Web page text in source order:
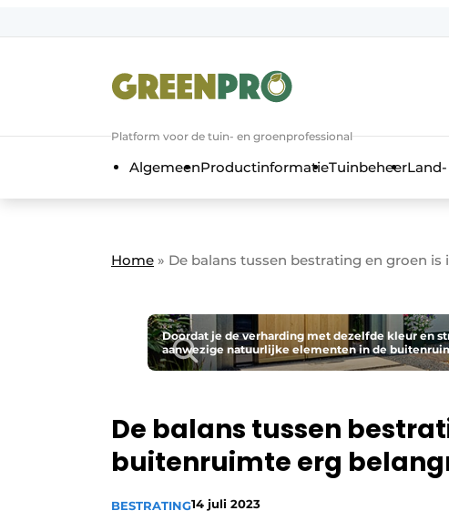
Algemene voorwaarden
GreenPro | Platform voor de tuin- en
Nieuwsbrief
Podcasts
Vacature aanmelden
Video’s
Platform voor de tuin- en groenprofessional
AlgemeenProductinformatieTuinbeheer
Home » De balans tussen bestrating en groen
Doordat je de verharding met dezelfde kleur en
aanwezige natuurlijke elementen in de
De balans tussen
buitenruimte erg
BESTRATING14 juli 2023